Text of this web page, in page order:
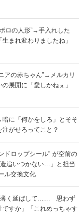
ロの人形”→手入れした
まれ変わりましたね」
アの赤ちゃん”→メルカリ
開に「愛しかねぇ」
に「何かをしろ」とそそ
がせろってこと？
ドロップシール” が空前の
追いつかない…」と担当
和のシール交換文化
薄く延ばして…… 思わず
すか」「これめっちゃす